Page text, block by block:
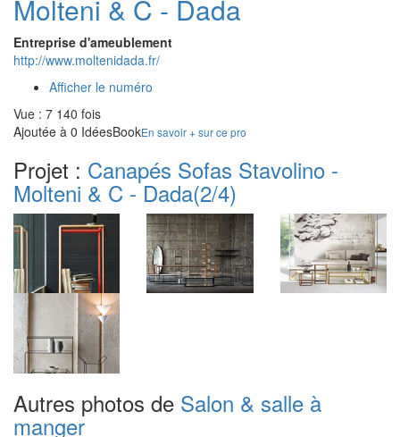
Molteni & C - Dada
Entreprise d'ameublement
http://www.moltenidada.fr/
Afficher le numéro
Vue : 7 140 fois
Ajoutée à 0 IdéesBookEn savoir + sur ce pro
Projet : Canapés Sofas Stavolino -
Molteni & C - Dada(2/4)
Autres photos de Salon & salle à
manger